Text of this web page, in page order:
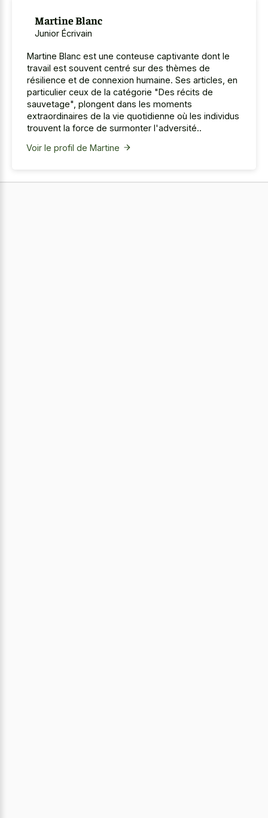
Martine Blanc
Junior Écrivain
Martine Blanc est une conteuse captivante dont le
travail est souvent centré sur des thèmes de
résilience et de connexion humaine. Ses articles, en
particulier ceux de la catégorie "Des récits de
sauvetage", plongent dans les moments
extraordinaires de la vie quotidienne où les individus
trouvent la force de surmonter l'adversité..
Voir le profil de Martine